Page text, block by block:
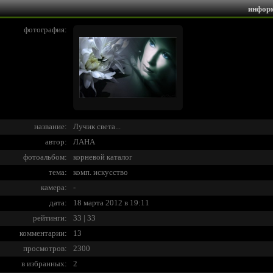
фотография:
название:
Лучик света...
автор:
ЛАНА
фотоальбом:
корневой каталог
тема:
комп. искусство
камера:
-
дата:
18 марта 2012 в 19:11
рейтинги:
33 | 33
комментарии:
13
просмотров:
2300
в избранных:
2